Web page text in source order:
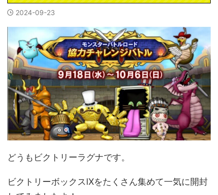
2024-09-23
どうもビクトリーラグナです。
ビクトリーボックスⅨをたくさん集めて一気に開封